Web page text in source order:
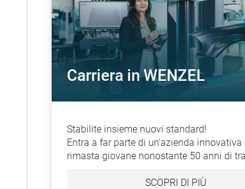
Carriera in WENZEL
Stabilite insieme nuovi standard!
Entra a far parte di un'azienda innovativa
rimasta giovane nonostante 50 anni di
SCOPRI DI PIÙ